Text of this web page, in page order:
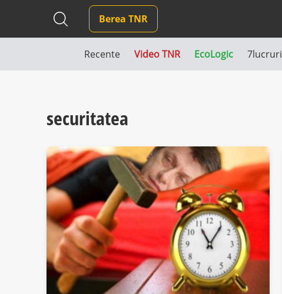
Berea TNR
Recente Video TNR EcoLogic 7lucruri
securitatea